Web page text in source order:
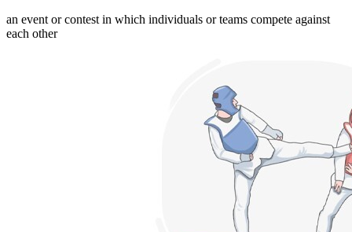
an event or contest in which individuals or teams compete against
each other